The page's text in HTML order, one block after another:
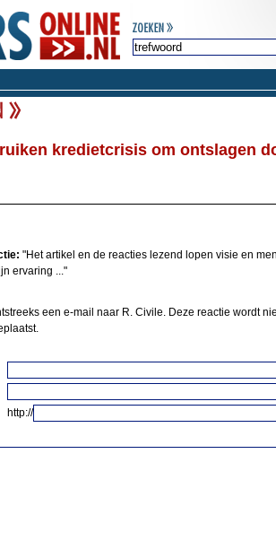
kredietcrisis om ontslagen
"Het artikel en de reacties lezend lopen visie en
ervaring ..."
een e-mail naar R. Civile. Deze reactie wordt
http://